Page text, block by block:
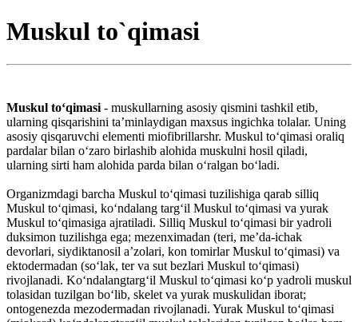
Muskul to`qimasi
Muskul toʻqimasi - muskullarning asosiy qismini tashkil etib,
ularning qisqarishini taʼminlaydigan maxsus ingichka tolalar. Uning
asosiy qisqaruvchi elementi miofibrillarshr. Muskul toʻqimasi oraliq
pardalar bilan oʻzaro birlashib alohida muskulni hosil qiladi,
ularning sirti ham alohida parda bilan oʻralgan boʻladi.
Organizmdagi barcha Muskul toʻqimasi tuzilishiga qarab silliq
Muskul toʻqimasi, koʻndalang targʻil Muskul toʻqimasi va yurak
Muskul toʻqimasiga ajratiladi. Silliq Muskul toʻqimasi bir yadroli
duksimon tuzilishga ega; mezenximadan (teri, meʼda-ichak
devorlari, siydiktanosil aʼzolari, kon tomirlar Muskul toʻqimasi) va
ektodermadan (soʻlak, ter va sut bezlari Muskul toʻqimasi)
rivojlanadi. Koʻndalangtargʻil Muskul toʻqimasi koʻp yadroli muskul
tolasidan tuzilgan boʻlib, skelet va yurak muskulidan iborat;
ontogenezda mezodermadan rivojlanadi. Yurak Muskul toʻqimasi